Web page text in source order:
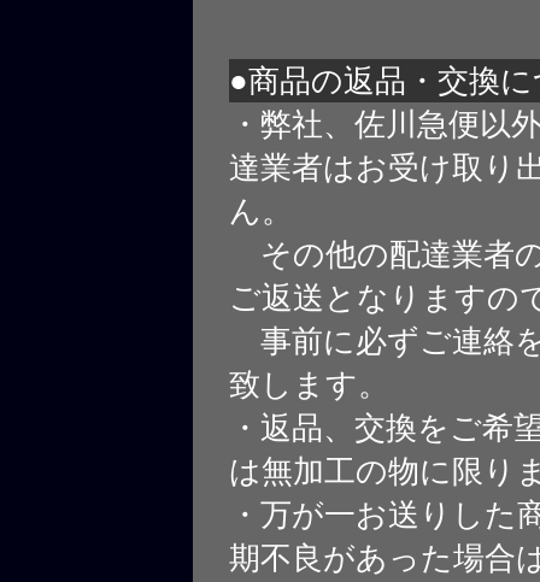
●商品の返品・交換
・弊社、佐川急便以
達業者はお受け取り
ん。
その他の配達業者
ご返送となりますの
事前に必ずご連絡
致します。
・返品、交換をご希
は無加工の物に限り
・万が一お送りした
期不良があった場合